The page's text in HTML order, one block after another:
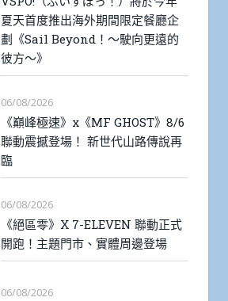
夏天首度推出海外期間限定餐廳企
劃《Sail Beyond！～駛向更遠的
彼方～》
06/08/2026
《巔峰極速》x《MF GHOST》8/6
聯動震撼登場！ 新世代山路傳說再
臨
06/08/2026
《絕區零》X 7-ELEVEN 聯動正式
開跑！主題門市、實體周邊登場
06/08/2026